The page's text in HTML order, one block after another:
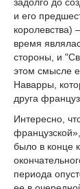
и его
королевства)
время
стороны, и
этом смысле
Наварры,
друга
Интересно,
было в конце
периода